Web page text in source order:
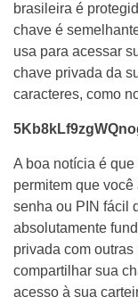
brasileira é
chave é
usa para acessar
chave privada da
caracteres, como
A boa notícia é
permitem que
senha ou PIN fácil
absolutamente
privada com
compartilhar sua
acesso à sua